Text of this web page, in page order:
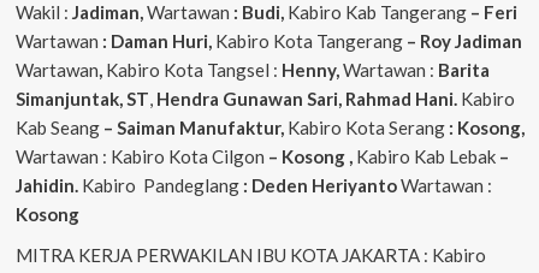
Wakil : Jadiman,Wartawan : Budi, Kabiro Kab Tangerang– Feri
Wartawan : Daman Huri, Kabiro Kota Tangerang– Roy Jadiman
Wartawan, Kabiro Kota Tangsel : Henny,Wartawan : Barita
Simanjuntak, ST, Hendra Gunawan Sari, Rahmad Hani. Kabiro
Kab Seang– Saiman Manufaktur, Kabiro Kota Serang : Kosong,
Wartawan : Kabiro Kota Cilgon – Kosong , Kabiro Kab Lebak–
Jahidin. Kabiro Pandeglang : Deden HeriyantoWartawan :
Kosong
MITRA KERJA PERWAKILAN IBU KOTA JAKARTA : Kabiro